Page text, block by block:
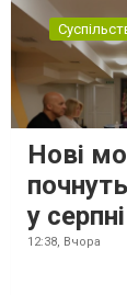
Нові
у
12:38, Вчора